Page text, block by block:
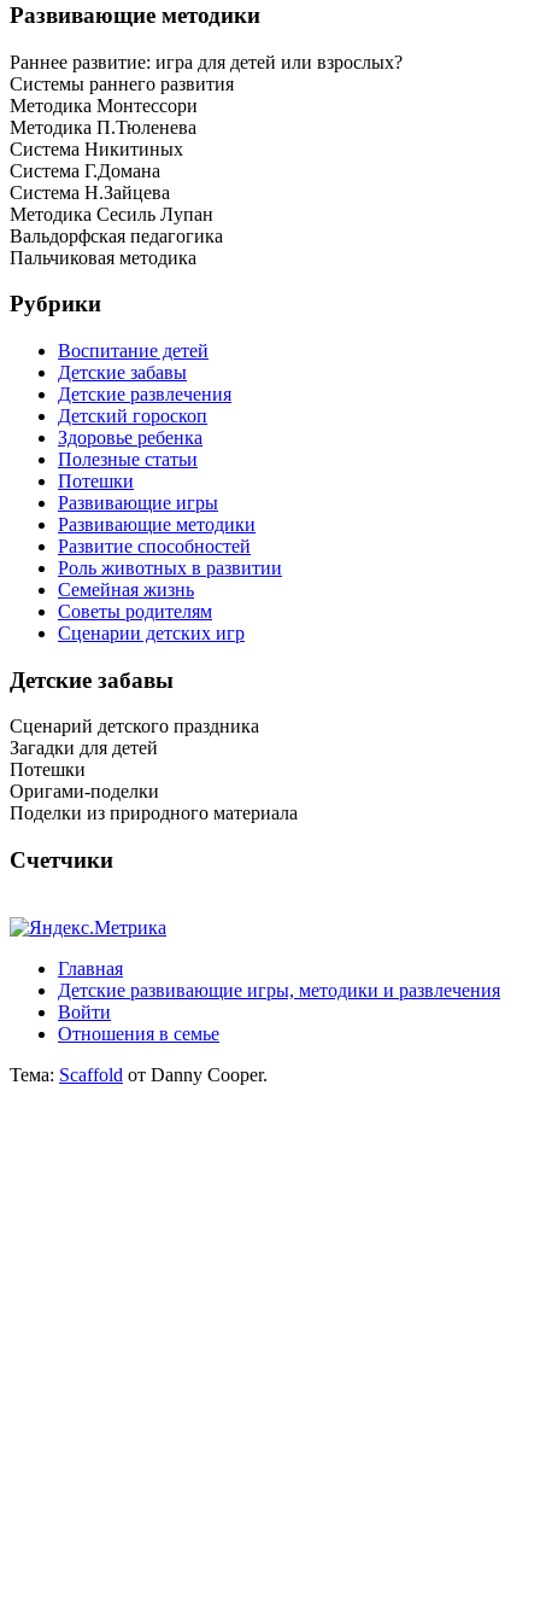
Развивающие методики
Раннее развитие: игра для детей или взрослых?
Системы раннего развития
Методика Монтессори
Методика П.Тюленева
Система Никитиных
Система Г.Домана
Система Н.Зайцева
Методика Сесиль Лупан
Вальдорфская педагогика
Пальчиковая методика
Рубрики
Воспитание детей
Детские забавы
Детские развлечения
Детский гороскоп
Здоровье ребенка
Полезные статьи
Потешки
Развивающие игры
Развивающие методики
Развитие способностей
Роль животных в развитии
Семейная жизнь
Советы родителям
Сценарии детских игр
Детские забавы
Сценарий детского праздника
Загадки для детей
Потешки
Оригами-поделки
Поделки из природного материала
Счетчики
Главная
Детские развивающие игры, методики и развлечения
Войти
Отношения в семье
Тема: Scaffold от Danny Cooper.